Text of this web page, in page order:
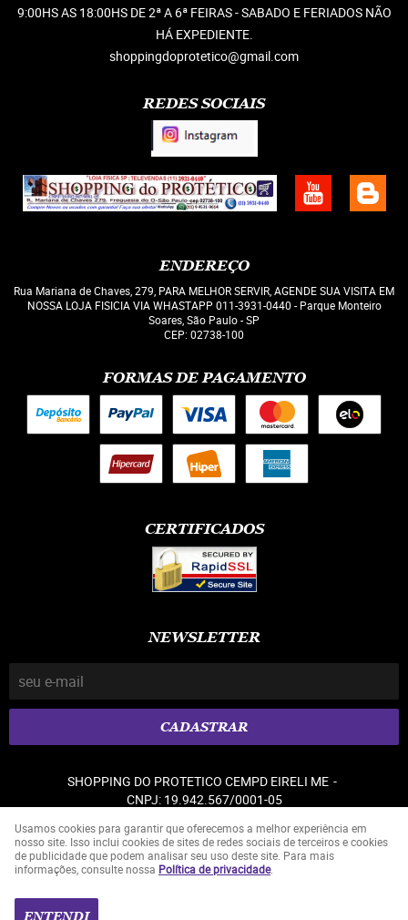
9:00HS AS 18:00HS DE 2ª A 6ª FEIRAS - SABADO E FERIADOS NÃO
HÁ EXPEDIENTE.
shoppingdoprotetico@gmail.com
REDES SOCIAIS
ENDEREÇO
Rua Mariana de Chaves, 279, PARA MELHOR SERVIR, AGENDE SUA VISITA EM
NOSSA LOJA FISICIA VIA WHASTAPP 011-3931-0440 - Parque Monteiro
Soares, São Paulo-SP
CEP: 02738-100
FORMAS DE PAGAMENTO
CERTIFICADOS
NEWSLETTER
CADASTRAR
SHOPPING DO PROTETICO CEMPD EIRELI ME
CNPJ: 19.942.567/0001-05
LOJA VIRTUAL CRIADA POR
Usamos cookies para garantir que oferecemos a melhor experiência em
nosso site. Isso inclui cookies de sites de redes sociais de terceiros e cookies
de publicidade que podem analisar seu uso deste site. Para mais
informações, consulte nossa Política de privacidade.
ENTENDI